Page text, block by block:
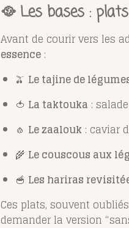
🥘 Les bases :
Avant de courir vers les
essence :
🫒 Le tajine de
🍅 La taktouka :
🧄 Le zaalouk : caviar
🌾 Le couscous aux
🥣 Les hariras
Ces plats, souvent
demander la version